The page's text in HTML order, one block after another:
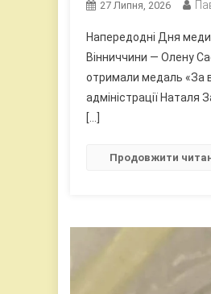
27 Липня, 2026
Напередодні Дня
Вінниччини — Олену
отримали медаль «За
адміністрації Наталя
[…]
Продовжити